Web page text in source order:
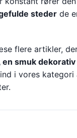
steder de
flere artikler,
en smuk
i vores kategori